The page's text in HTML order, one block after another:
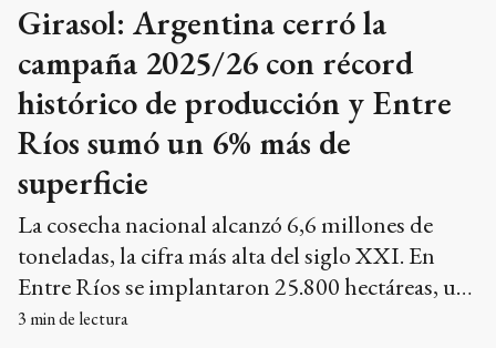
Girasol: Argentina cerró la
campaña 2025/26 con récord
histórico de producción y Entre
Ríos sumó un 6% más de
superficie
La cosecha nacional alcanzó 6,6 millones de
toneladas, la cifra más alta del siglo XXI. En
Entre Ríos se implantaron 25.800 hectáreas, un
6% más que el ciclo anterior. La Región Centro,
3 min de lectura